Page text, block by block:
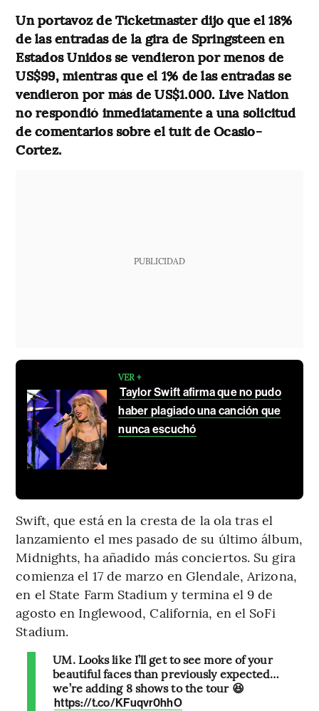
Un portavoz de Ticketmaster dijo que el 18%
de las entradas de la gira de Springsteen en
Estados Unidos se vendieron por menos de
US$99, mientras que el 1% de las entradas se
vendieron por más de US$1.000. Live Nation
no respondió inmediatamente a una solicitud
de comentarios sobre el tuit de Ocasio-
Cortez.
PUBLICIDAD
VER +
Taylor Swift afirma que no pudo
haber plagiado una canción que
nunca escuchó
Swift, que está en la cresta de la ola tras el
lanzamiento el mes pasado de su último álbum,
Midnights, ha añadido más conciertos. Su gira
comienza el 17 de marzo en Glendale, Arizona,
en el State Farm Stadium y termina el 9 de
agosto en Inglewood, California, en el SoFi
Stadium.
UM. Looks like I’ll get to see more of your
beautiful faces than previously expected…
we’re adding 8 shows to the tour 😆
https://t.co/KFuqvr0hhO